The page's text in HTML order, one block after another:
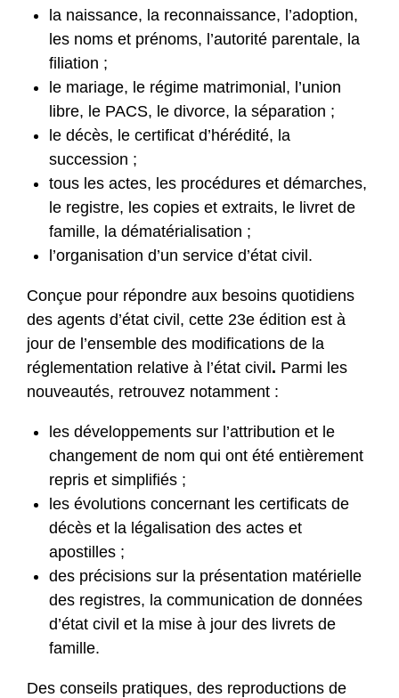
la naissance, la reconnaissance, l’adoption,
les noms et prénoms, l’autorité parentale, la
filiation ;
le mariage, le régime matrimonial, l’union
libre, le PACS, le divorce, la séparation ;
le décès, le certificat d’hérédité, la
succession ;
tous les actes, les procédures et démarches,
le registre, les copies et extraits, le livret de
famille, la dématérialisation ;
l’organisation d’un service d’état civil.
Conçue pour répondre aux besoins quotidiens
des agents d’état civil, cette 23e édition est à
jour de l’ensemble des modifications de la
réglementation relative à l’état civil . Parmi les
nouveautés, retrouvez notamment :
les développements sur l’attribution et le
changement de nom qui ont été entièrement
repris et simplifiés ;
les évolutions concernant les certificats de
décès et la légalisation des actes et
apostilles ;
des précisions sur la présentation matérielle
des registres, la communication de données
d’état civil et la mise à jour des livrets de
famille.
Des conseils pratiques, des reproductions de